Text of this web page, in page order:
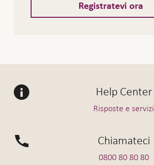
Registratevi ora
Help Center
Risposte e servizi
Chiamateci
0800 80 80 80